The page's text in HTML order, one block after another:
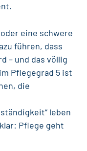
eine schwere
führen, dass
– und das völlig
Pflegegrad 5 ist
die
leben
Pflege geht